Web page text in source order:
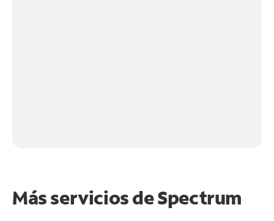
Más servicios de Spectrum